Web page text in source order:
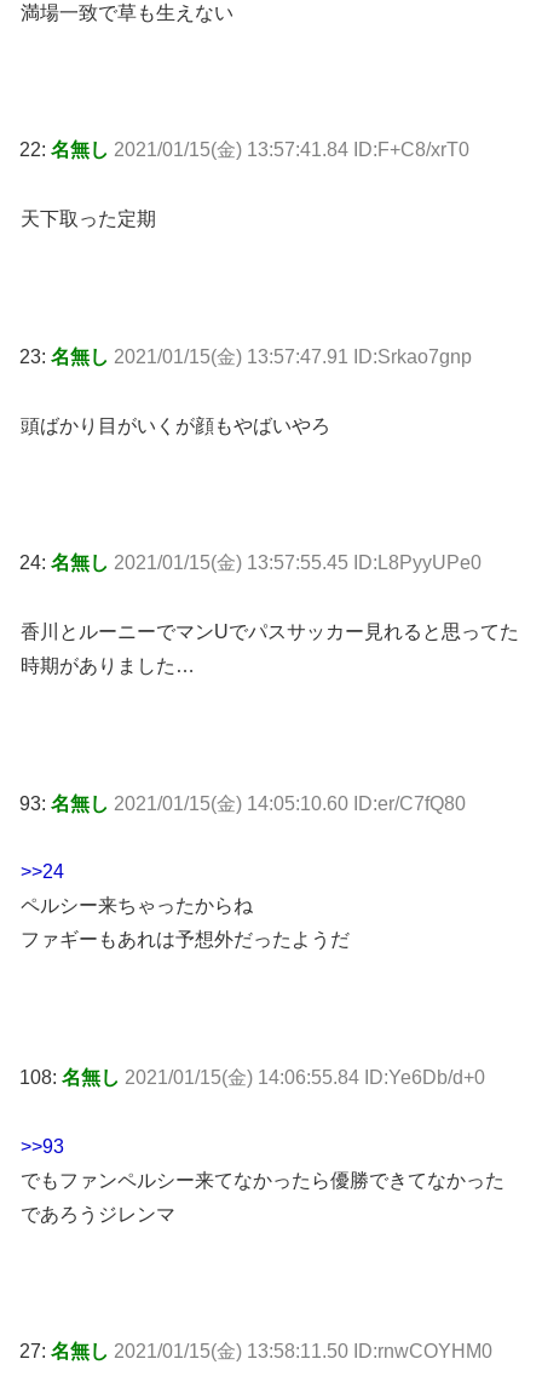
満場一致で草も生えない
22: 名無し 2021/01/15(金) 13:57:41.84 ID:F+C8/xrT0
天下取った定期
23: 名無し 2021/01/15(金) 13:57:47.91 ID:Srkao7gnp
頭ばかり目がいくが顔もやばいやろ
24: 名無し 2021/01/15(金) 13:57:55.45 ID:L8PyyUPe0
香川とルーニーでマンUでパスサッカー見れると思ってた
時期がありました…
93: 名無し 2021/01/15(金) 14:05:10.60 ID:er/C7fQ80
>>24
ペルシー来ちゃったからね
ファギーもあれは予想外だったようだ
108: 名無し 2021/01/15(金) 14:06:55.84 ID:Ye6Db/d+0
>>93
でもファンペルシー来てなかったら優勝できてなかった
であろうジレンマ
27: 名無し 2021/01/15(金) 13:58:11.50 ID:rnwCOYHM0